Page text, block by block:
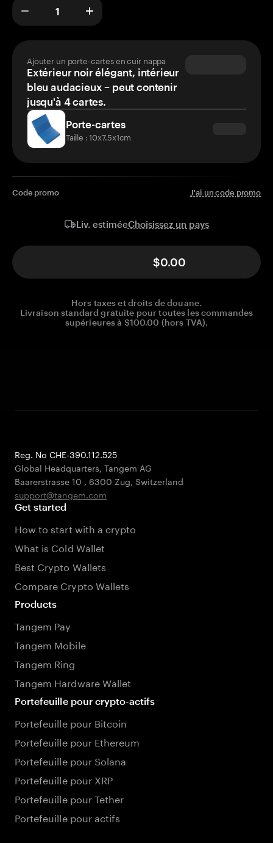
Ajouter un porte-cartes en cuir nappa
Extérieur noir élégant, intérieur
bleu audacieux – peut contenir
jusqu'à 4 cartes.
Porte-cartes
Taille : 10x7.5x1cm
Code promo J'ai un code promo
Liv. estiméeChoisissez un pays
$0.00
Hors taxes et droits de douane.
Livraison standard gratuite pour toutes les commandes
supérieures à $100.00 (hors TVA).
Reg. No CHE-390.112.525
Global Headquarters, Tangem AG
Baarerstrasse 10 , 6300 Zug, Switzerland
support@tangem.com
Get started
How to start with a crypto
What is Cold Wallet
Best Crypto Wallets
Compare Crypto Wallets
Products
Tangem Pay
Tangem Mobile
Tangem Ring
Tangem Hardware Wallet
Portefeuille pour crypto-actifs
Portefeuille pour Bitcoin
Portefeuille pour Ethereum
Portefeuille pour Solana
Portefeuille pour XRP
Portefeuille pour Tether
Portefeuille pour actifs